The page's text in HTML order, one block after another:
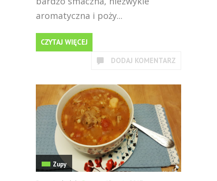
aromatyczna i poży...
CZYTAJ WIĘCEJ
DODAJ KOMENTARZ
Zupy